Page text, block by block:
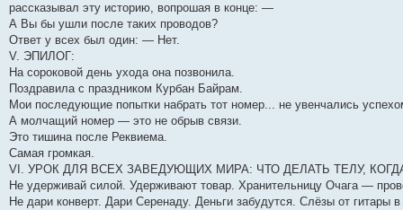
рассказывал эту историю, вопрошая в конце: —
А Вы бы ушли после таких проводов?
Ответ у всех был один: — Нет.
V. ЭПИЛОГ:
На сороковой день ухода она позвонила.
Поздравила с праздником Курбан Байрам.
Мои последующие попытки набрать тот номер... не увенчались
А молчащий номер — это не обрыв связи.
Это тишина после Реквиема.
Самая громкая.
VI. УРОК ДЛЯ ВСЕХ ЗАВЕДУЮЩИХ МИРА: ЧТО ДЕЛАТЬ ТЕЛУ,
Не удерживай силой. Удерживают товар. Хранительницу Очага —
Не дари конверт. Дари Серенаду. Деньги забудутся. Слёзы от гитары